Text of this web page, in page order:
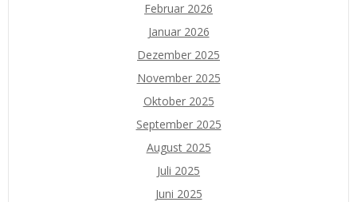
Februar 2026
Januar 2026
Dezember 2025
November 2025
Oktober 2025
September 2025
August 2025
Juli 2025
Juni 2025